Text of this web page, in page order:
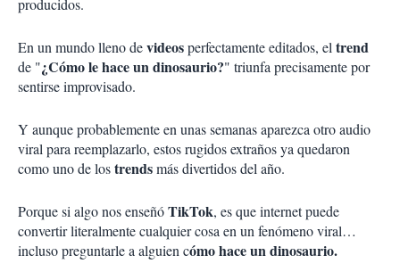
producidos.
En un mundo lleno devideosperfectamente editados, eltrend
de "¿Cómo le hace un dinosaurio?" triunfa precisamente por
sentirse improvisado.
Y aunque probablemente en unas semanas aparezca otro audio
viral para reemplazarlo, estos rugidos extraños ya quedaron
como uno de lostrendsmás divertidos del año.
Porque si algo nos enseñóTikTok, es que internet puede
convertir literalmente cualquier cosa en un fenómeno viral…
incluso preguntarle a alguien cómo hace un dinosaurio.